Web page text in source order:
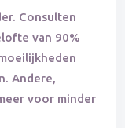
Consulten
van 90%
Andere,
voor minder